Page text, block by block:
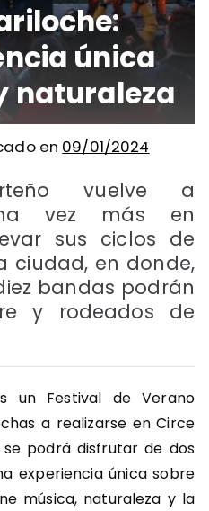
única
naturaleza
en 09/01/2024
vuelve a
vez más en
sus ciclos de
ciudad, en donde,
bandas podrán
y rodeados de
un Festival de Verano
a realizarse en Circe
podrá disfrutar de dos
experiencia única sobre
música, naturaleza y la